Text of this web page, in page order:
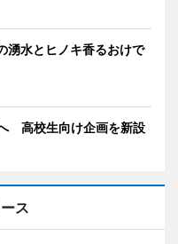
水とヒノキ香るおけで
高校生向け企画を新設
ス